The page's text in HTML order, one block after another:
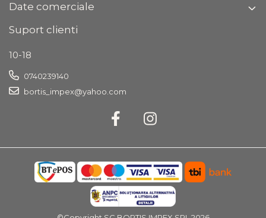
Date comerciale
Suport clienti
10-18
0740239140
bortis_impex@yahoo.com